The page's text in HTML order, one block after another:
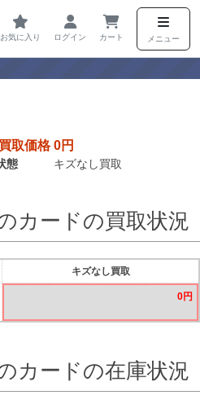
お気に入り ログイン カート メニュー
取価格 0円
態 キズなし買取
カードの買取状況
キズなし買取
0円
カードの在庫状況